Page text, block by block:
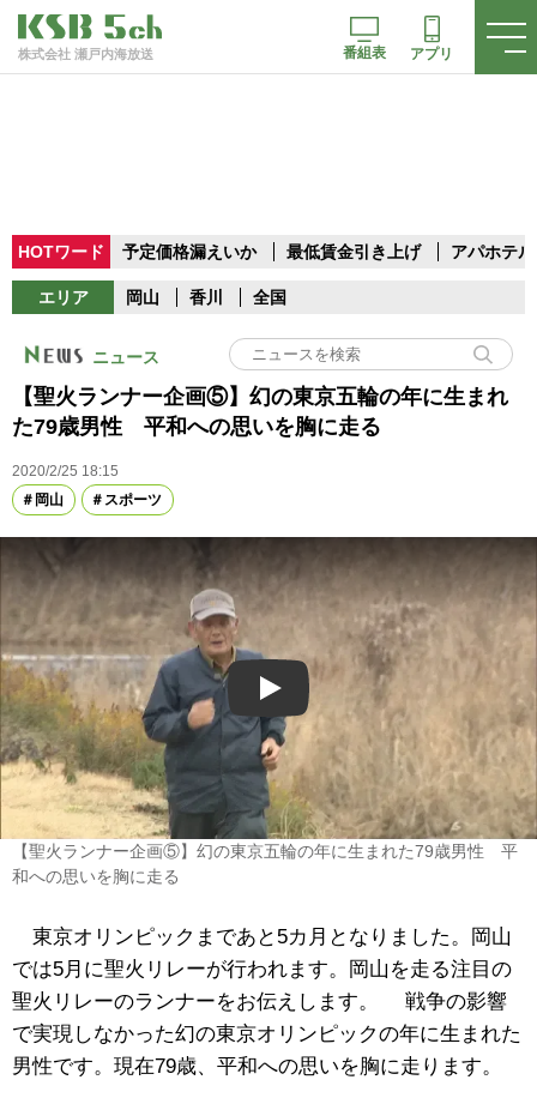
株式会社 瀬戸内海放送 番組表 アプリ
HOTワード 予定価格漏えいか 最低賃金引き上げ アパホテル
エリア 岡山 香川 全国
ニュース
【聖火ランナー企画⑤】幻の東京五輪の年に生まれ
た79歳男性 平和への思いを胸に走る
2020/2/25 18:15
岡山
スポーツ
Play
【聖火ランナー企画⑤】幻の東京五輪の年に生まれた79歳男性 平
和への思いを胸に走る
東京オリンピックまであと5カ月となりました。岡山
では5月に聖火リレーが行われます。岡山を走る注目の
聖火リレーのランナーをお伝えします。 戦争の影響
で実現しなかった幻の東京オリンピックの年に生まれた
男性です。現在79歳、平和への思いを胸に走ります。